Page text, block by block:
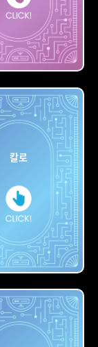
나이트카페
칼로
칼로